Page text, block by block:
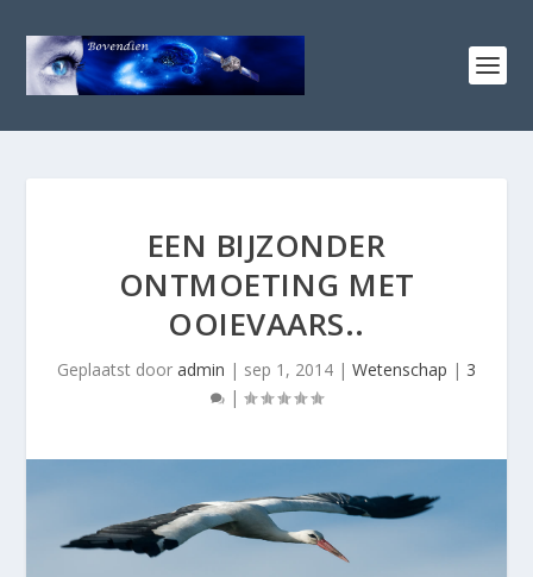
EEN BIJZONDER
ONTMOETING MET
OOIEVAARS..
Geplaatst door admin | sep 1, 2014 | Wetenschap | 3
|